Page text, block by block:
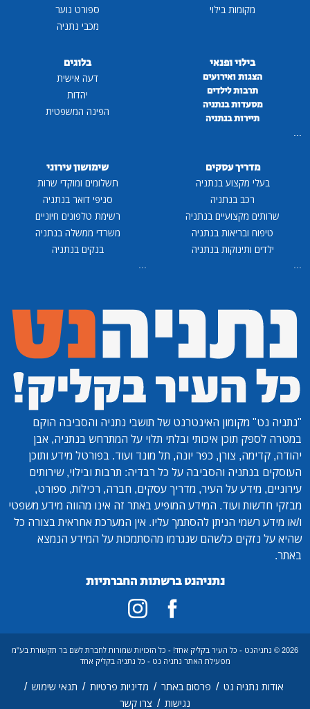
מקומות בילוי
ספורט נוער
מכבי נתניה
בילוי ופנאי
הצגות ואירועים
תרבות לילדים
מסעדות בנתניה
תיירות בנתניה
בלוגים
דעה אישית
יהדות
הפינה המשפטית
מדריך עסקים
בעלי מקצוע בנתניה
רכב בנתניה
שרותים מקצועיים בנתניה
טיפוח ובריאות בנתניה
ילדים ותינוקות בנתניה
שימושון עירוני
תשלומים ומוקדי שרות
סניפי דואר בנתניה
רשימת טלפונים חיוניים
משרדי ממשלה בנתניה
בנקים בנתניה
"נתניה נט" מקומון האינטרנט של תושבי נתניה והסביבה הוקם
במטרה לספק תוכן איכותי ובלתי תלוי על המתרחש בנתניה, אבן
יהודה, קדימה, צורן, כפר יונה, תל מונד ועוד. בפורטל מידע ותוכן
העוסקים בנתניה והסביבה על כל רבדיה: תרבות ובילוי, שירותים
עירוניים, מידע על העיר, מדריך עסקים, חברה, רכילות, ספורט,
מבזקי חדשות ועוד. המידע המופיע באתר זה אינו מהווה מידע משפטי
ו/או מידע רשמי הניתן להסתמך עליו. אין המערכת אחראית בצורה כל
שהיא על נזקים כלשהם שנגרמו מהסתמכות על המידע הנמצא
באתר.
נתניהנט ברשתות החברתיות
2026 © נתניהנט - כל העיר בקליק אחד! - כל הזכויות שמורות לחברת לשם בר תקשורת בע"מ
מפעילת האתר נתניה נט - כל נתניה בקליק אחד
אודות נתניה נט / פרסום באתר / מדיניות פרטיות / תנאי שימוש /
נגישות / צרו קשר